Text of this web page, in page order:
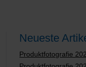
Neueste
Produktfotografie